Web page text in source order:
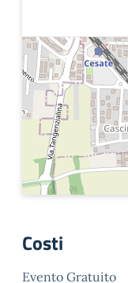
Costi
Evento Gratuito